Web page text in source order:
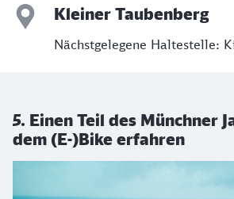
Kleiner Taubenberg
Nächstgelegene Haltestelle:
5. Einen Teil des Münchner
dem (E-)Bike erfahren